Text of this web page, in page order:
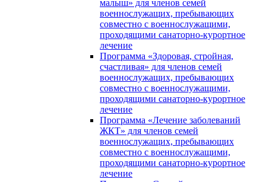
малыш» для членов семей
военнослужащих, пребывающих
совместно с военнослужащими,
проходящими санаторно-курортное
лечение
Программа «Здоровая, стройная,
счастливая» для членов семей
военнослужащих, пребывающих
совместно с военнослужащими,
проходящими санаторно-курортное
лечение
Программа «Лечение заболеваний
ЖКТ» для членов семей
военнослужащих, пребывающих
совместно с военнослужащими,
проходящими санаторно-курортное
лечение